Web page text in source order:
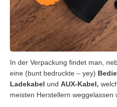
In der Verpackung findet man,
eine (bunt bedruckte – yey)
Ladekabel und AUX-Kabel,
meisten Herstellern weggelassen